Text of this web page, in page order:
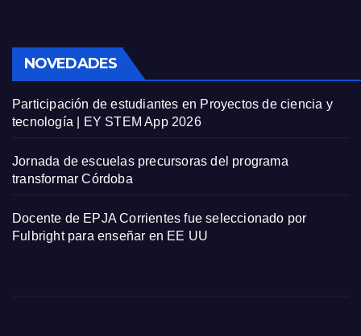
NOVEDADES
Participación de estudiantes en Proyectos de ciencia y
tecnología | EY STEM App 2026
Jornada de escuelas precursoras del programa
transformar Córdoba
Docente de EPJA Corrientes fue seleccionado por
Fulbright para enseñar en EE UU